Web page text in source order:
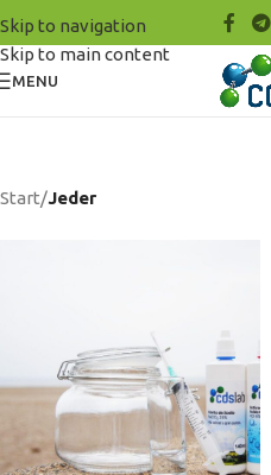
Skip to navigation
Skip to main content
MENU
Start/Jeder